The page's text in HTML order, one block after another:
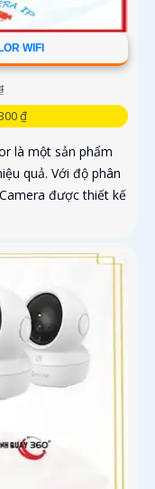
WIFI
₫
là một sản phẩm
quả. Với độ phân
được thiết kế